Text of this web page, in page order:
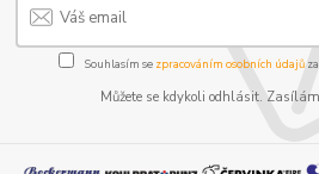
Souhlasím se zpracováním osobních údajůza
Můžete se kdykoli odhlásit.